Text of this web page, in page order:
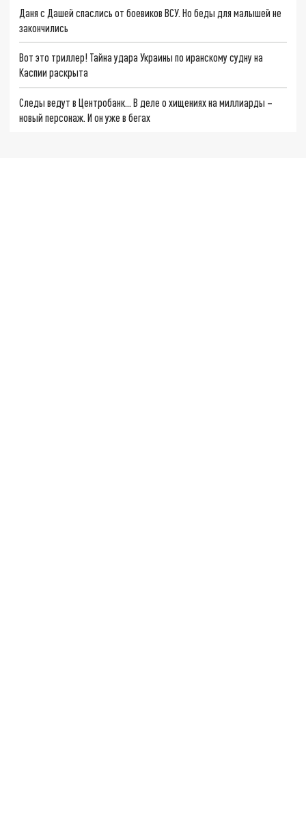
Даня с Дашей спаслись от боевиков ВСУ. Но беды для малышей не
закончились
Вот это триллер! Тайна удара Украины по иранскому судну на
Каспии раскрыта
Следы ведут в Центробанк… В деле о хищениях на миллиарды –
новый персонаж. И он уже в бегах